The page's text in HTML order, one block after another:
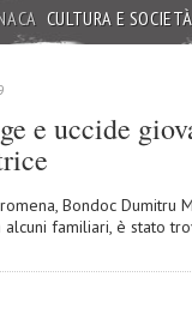
CULTURA E
e uccide
Bondoc Dumitru
alcuni familiari, è stato